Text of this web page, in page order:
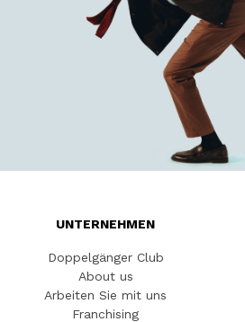
UNTERNEHMEN
Doppelgänger Club
About us
Arbeiten Sie mit uns
Franchising